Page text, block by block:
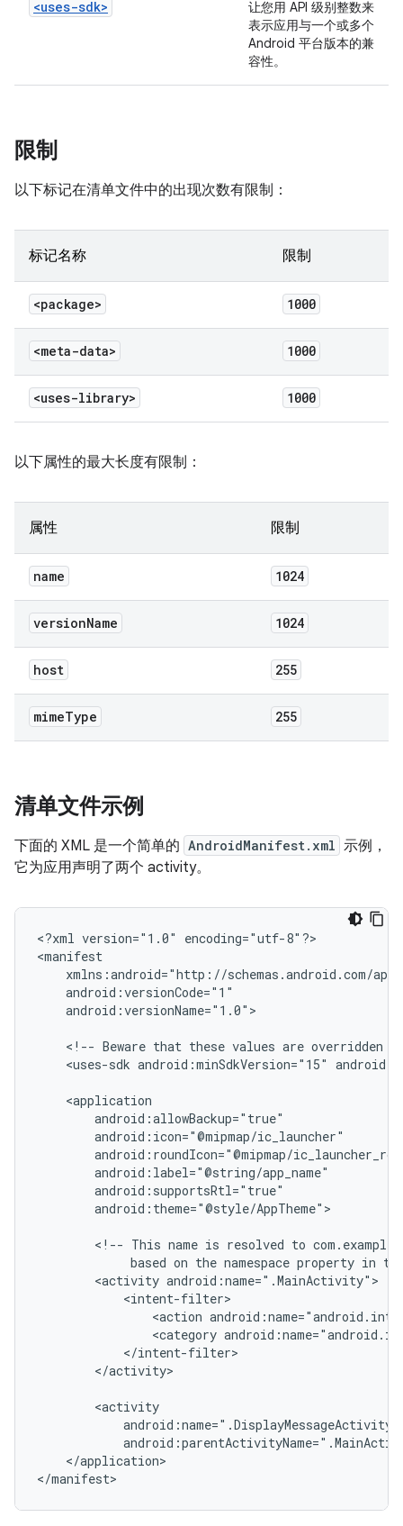
<uses-sdk>
让您用 API 级别整数来
表示应用与一个或多个
Android 平台版本的兼
容性。
限制
以下标记在清单文件中的出现次数有限制：
标记名称 限制
<package> 1000
<meta-data> 1000
<uses-library> 1000
以下属性的最大长度有限制：
属性 限制
name 1024
versionName 1024
host 255
mimeType 255
清单文件示例
下面的 XML 是一个简单的 AndroidManifest.xml 示例，
它为应用声明了两个 activity。
<?xml version="1.0"
encoding="utf-8"?>
android:versionName="1.0">
<!-- Beware that these values are overridden
<uses-sdk android:minSdkVersion="15"
android:theme="@style/AppTheme">
<!-- This name is resolved to
based on the namespace property in
<activity
<action
<category
</activity>
</application>